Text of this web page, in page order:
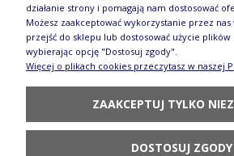
0,07 L Bolesławiec
działanie strony i pomagają nam dostosować
Możesz zaakceptować wykorzystanie przez
przejść do sklepu lub dostosować użycie
wybierając opcję "Dostosuj zgody".
Więcej o plikach cookies przeczytasz w naszej
ZAAKCEPTUJ TYLKO
DOSTOSUJ ZGODY